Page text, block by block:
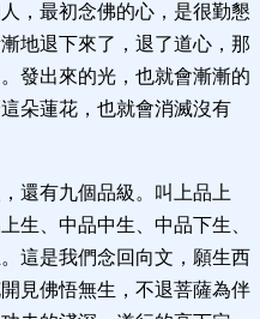
，最初念佛的心，是很勤懇
地退下來了，退了道心，那
發出來的光，也就會漸漸的
朵蓮花，也就會消滅沒有
還有九個品級。叫上品上
生、中品中生、中品下生、
這是我們念回向文，願生西
見佛悟無生，不退菩薩為伴